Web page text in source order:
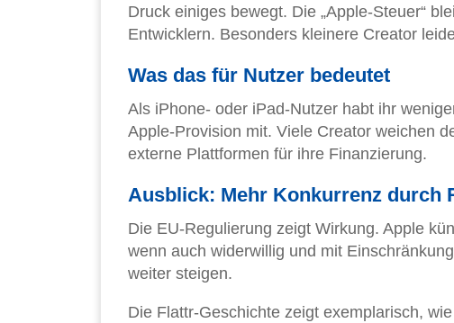
Druck einiges bewegt. Die „Apple-Steuer“
Entwicklern. Besonders kleinere Creator
Was das für Nutzer bedeutet
Als iPhone- oder iPad-Nutzer habt ihr
Apple-Provision mit. Viele Creator weichen
externe Plattformen für ihre Finanzierung.
Ausblick: Mehr Konkurrenz durch
Die EU-Regulierung zeigt Wirkung. Apple
wenn auch widerwillig und mit
weiter steigen.
Die Flattr-Geschichte zeigt exemplarisch,